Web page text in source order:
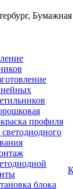
профиля
блока